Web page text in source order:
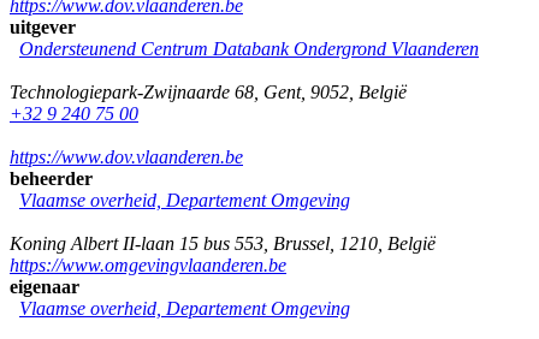
https://www.dov.vlaanderen.be
uitgever
Ondersteunend Centrum Databank Ondergrond Vlaanderen
Technologiepark-Zwijnaarde 68 Gent, 9052 België
+32 9 240 75 00
https://www.dov.vlaanderen.be
beheerder
Vlaamse overheid, Departement Omgeving
Koning Albert II-laan 15 bus 553 Brussel 1210 België
https://www.omgevingvlaanderen.be
eigenaar
Vlaamse overheid, Departement Omgeving